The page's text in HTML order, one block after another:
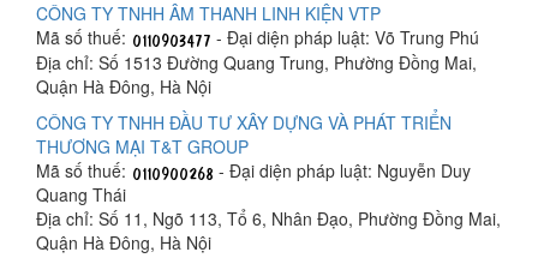
CÔNG TY TNHH ÂM THANH LINH KIỆN VTP
Mã số thuế:
- Đại diện pháp luật: Võ Trung Phú
Địa chỉ: Số 1513 Đường Quang Trung, Phường Đồng Mai,
Quận Hà Đông, Hà Nội
CÔNG TY TNHH ĐẦU TƯ XÂY DỰNG VÀ PHÁT TRIỂN
THƯƠNG MẠI T&T GROUP
Mã số thuế:
- Đại diện pháp luật: Nguyễn Duy
Quang Thái
Địa chỉ: Số 11, Ngõ 113, Tổ 6, Nhân Đạo, Phường Đồng Mai,
Quận Hà Đông, Hà Nội